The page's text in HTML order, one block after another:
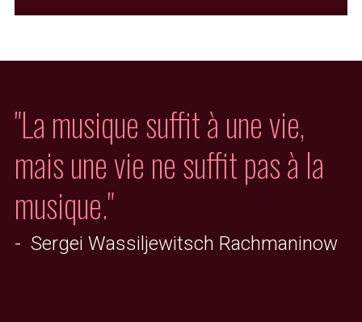
"La musique suffit à une vie,
mais une vie ne suffit pas à la
musique."
-  Sergei Wassiljewitsch Rachmaninow